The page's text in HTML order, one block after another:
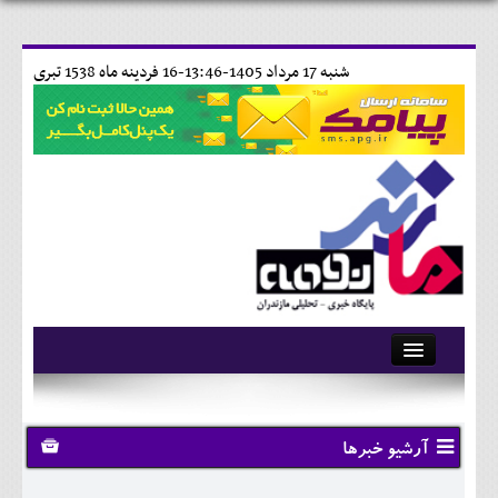
16 فردينه ماه 1538 تبری شنبه 17 مرداد 1405-13:46-
آرشیو
تماس با ما
وبلاگ
آرشیو خبرها